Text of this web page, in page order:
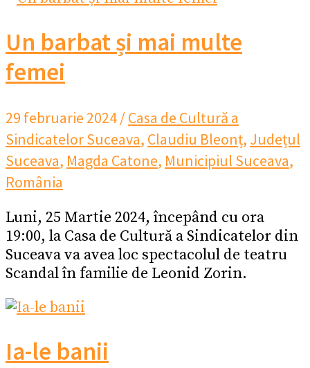
Un barbat și mai multe
femei
29 februarie 2024/Casa de Cultură a
Sindicatelor Suceava, Claudiu Bleonț, Județul
Suceava, Magda Catone, Municipiul Suceava,
România
Luni, 25 Martie 2024, începând cu ora
19:00, la Casa de Cultură a Sindicatelor din
Suceava va avea loc spectacolul de teatru
Scandal în familie de Leonid Zorin.
Ia-le banii